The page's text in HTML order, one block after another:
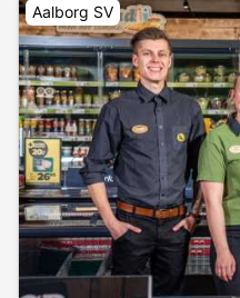
Aalborg SV